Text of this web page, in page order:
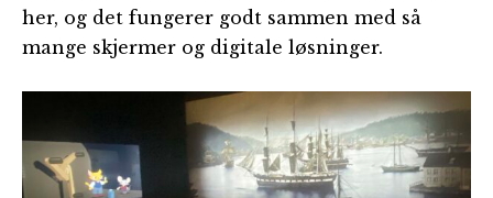
her, og det fungerer godt sammen med så
mange skjermer og digitale løsninger.